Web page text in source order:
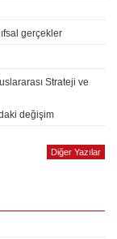
gerçekler
Strateji ve
değişim
Diğer Yazılar